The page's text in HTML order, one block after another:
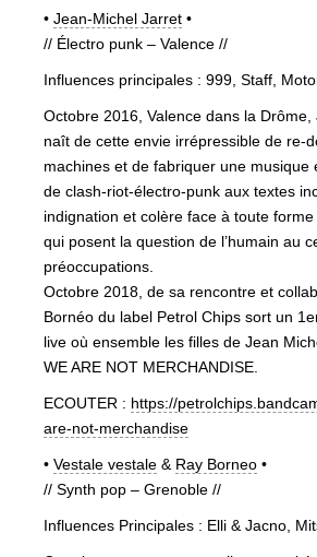
• Jean-Michel Jarret •
// Électro punk – Valence //
Influences principales : 999, Staff,
Octobre 2016, Valence dans la
naît de cette envie irrépressible de re-
machines et de fabriquer une musique
de clash-riot-électro-punk aux textes
indignation et colère face à toute
qui posent la question de l’humain au
préoccupations.
Octobre 2018, de sa rencontre et
Bornéo du label Petrol Chips sort un
live où ensemble les filles de Jean
WE ARE NOT MERCHANDISE.
ECOUTER : https://
are-not-merchandise
• Vestale vestale & Ray Borneo •
// Synth pop – Grenoble //
Influences Principales : Elli & Jacno,